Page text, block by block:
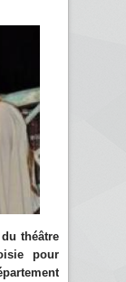
du théâtre
pour